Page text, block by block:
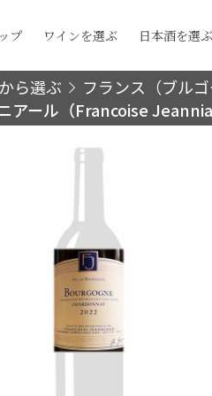
プ ワインを選ぶ 日本酒を選ぶ
ら選ぶ
フランス（ブルゴ
アール（Francoise